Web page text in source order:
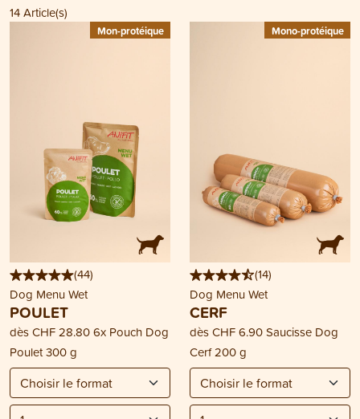
14Article(s)
Mon-protéique
(44)
Dog Menu Wet
POULET
dèsCHF 28.806x Pouch Dog
Poulet 300 g
Mono-protéique
(14)
Dog Menu Wet
CERF
dèsCHF 6.90Saucisse Dog
Cerf 200 g